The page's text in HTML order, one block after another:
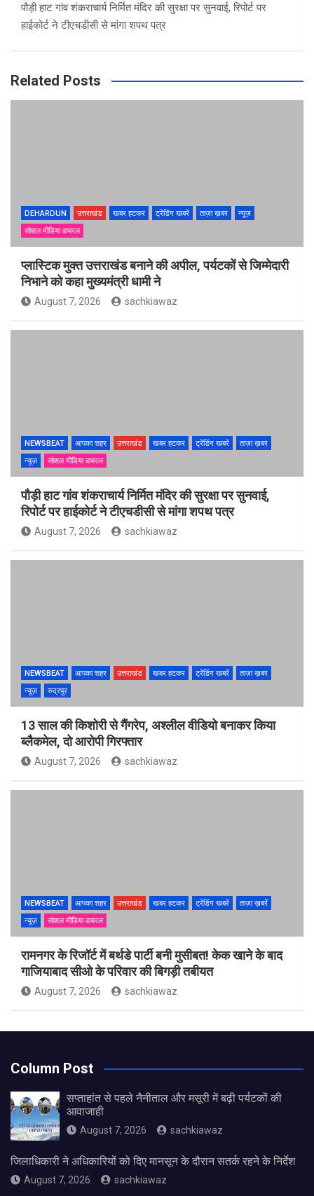
पौड़ी हाट गांव शंकराचार्य निर्मित मंदिर की सुरक्षा पर सुनवाई, रिपोर्ट पर
हाईकोर्ट ने टीएचडीसी से मांगा शपथ पत्र
Related Posts
DEHARDUN उत्तराखंड खबर हटकर ट्रेंडिंग खबरें ताज़ा ख़बर
न्यूज़
सोशल मीडिया वायरल
प्लास्टिक मुक्त उत्तराखंड बनाने की अपील, पर्यटकों से जिम्मेदारी
निभाने को कहा मुख्यमंत्री धामी ने
August 7, 2026 sachkiawaz
NEWSBEAT आपका शहर उत्तराखंड खबर हटकर ट्रेंडिंग खबरें
ताज़ा ख़बर
न्यूज़
सोशल मीडिया वायरल
पौड़ी हाट गांव शंकराचार्य निर्मित मंदिर की सुरक्षा पर सुनवाई,
रिपोर्ट पर हाईकोर्ट ने टीएचडीसी से मांगा शपथ पत्र
August 7, 2026 sachkiawaz
NEWSBEAT आपका शहर उत्तराखंड खबर हटकर ट्रेंडिंग खबरें
ताज़ा ख़बर
न्यूज़
रुद्रपुर
13 साल की किशोरी से गैंगरेप, अश्लील वीडियो बनाकर किया
ब्लैकमेल, दो आरोपी गिरफ्तार
August 7, 2026 sachkiawaz
NEWSBEAT आपका शहर उत्तराखंड खबर हटकर ट्रेंडिंग खबरें
ताज़ा ख़बरें
न्यूज़
सोशल मीडिया वायरल
रामनगर के रिजॉर्ट में बर्थडे पार्टी बनी मुसीबत! केक खाने के बाद
गाजियाबाद सीओ के परिवार की बिगड़ी तबीयत
August 7, 2026 sachkiawaz
Column Post
सप्ताहांत से पहले नैनीताल और मसूरी में बढ़ी पर्यटकों की
आवाजाही
August 7, 2026 sachkiawaz
जिलाधिकारी ने अधिकारियों को दिए मानसून के दौरान सतर्क रहने के निर्देश
August 7, 2026 sachkiawaz